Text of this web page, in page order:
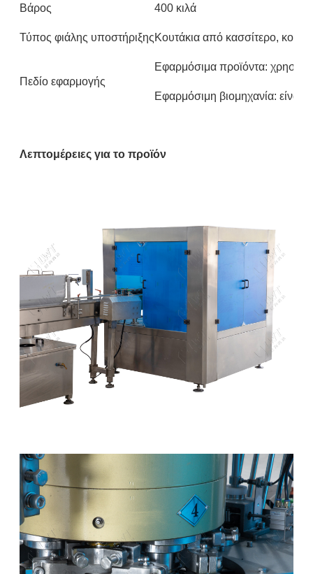
Βάρος 400 κιλά
Τύπος φιάλης υποστήριξηςΚουτάκια από κασσίτερο,
Πεδίο εφαρμογής
Εφαρμόσιμα προϊόντα:
Εφαρμόσιμη βιομηχανία: είναι
Λεπτομέρειες για το προϊόν